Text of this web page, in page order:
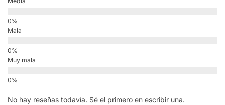
Mala
Muy mala
No hay reseñas todavía. Sé el primero en escribir una.